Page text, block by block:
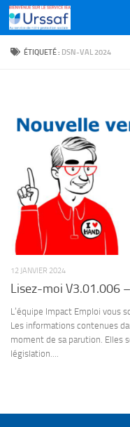
Skip to content
ÉTIQUETÉ : DSN-VAL 2024
12 JANVIER 2024
Lisez-moi V3.01.006
L’équipe Impact Emploi vous
Les informations contenues
moment de sa parution. Elles
législation....